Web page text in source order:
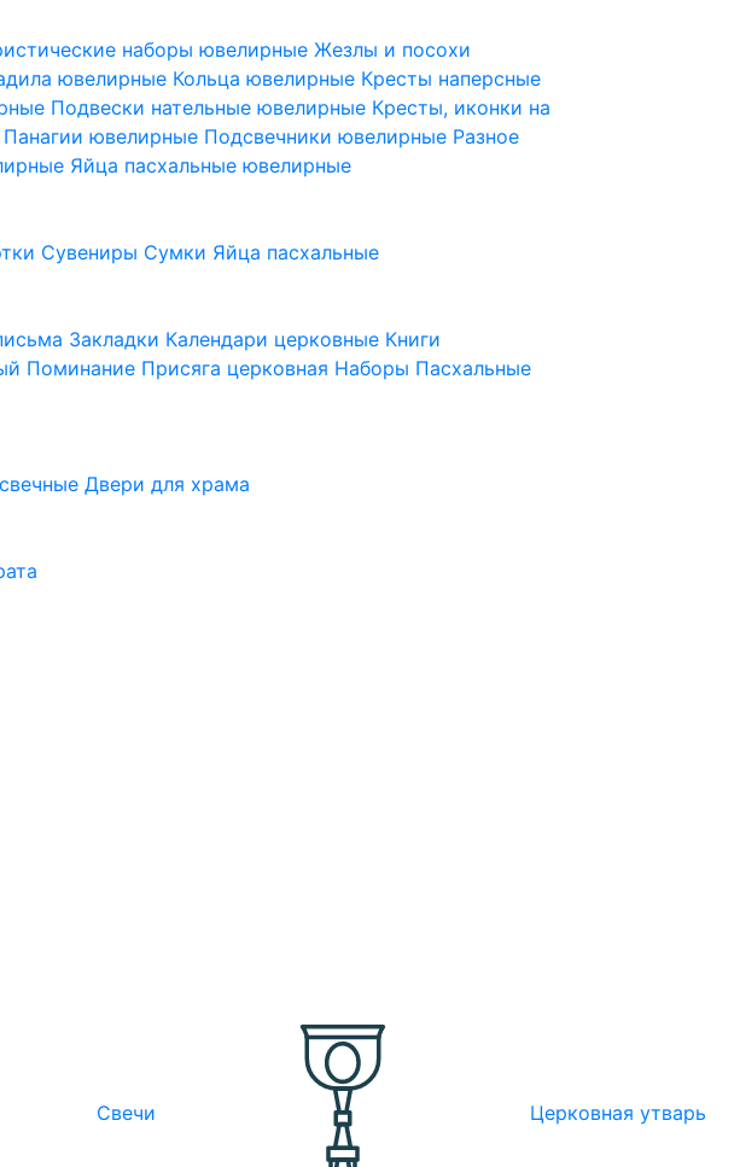
наборы ювелирныеЖезлы и посохи
ювелирные Кольца ювелирные Кресты наперсные
Подвески нательные ювелирные Кресты, иконки на
Панагии ювелирные Подсвечники ювелирные Разное
Яйца пасхальные ювелирные
Сувениры Сумки Яйца пасхальные
Закладки Календари церковные Книги
Поминание Присяга церковная Наборы Пасхальные
Двери для храма
Свечи Церковная утварь